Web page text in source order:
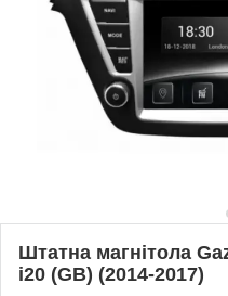
Штатна магнітола
i20 (GB) (2014-2017)